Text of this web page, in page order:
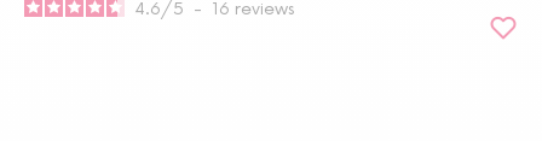
4.6/5 - 16 reviews